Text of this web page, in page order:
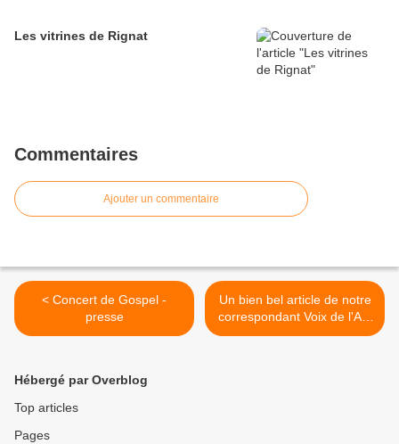
Les vitrines de Rignat
Commentaires
Ajouter un commentaire
< Concert de Gospel -
presse
Un bien bel article de notre
correspondant Voix de l'Ain
! >
Hébergé par Overblog
Top articles
Pages